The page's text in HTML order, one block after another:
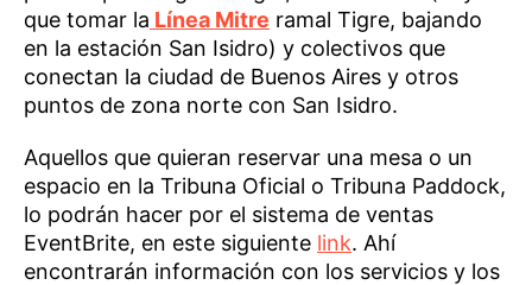
que tomar la Línea Mitre ramal Tigre, bajando
en la estación San Isidro) y colectivos que
conectan la ciudad de Buenos Aires y otros
puntos de zona norte con San Isidro.
Aquellos que quieran reservar una mesa o un
espacio en la Tribuna Oficial o Tribuna Paddock,
lo podrán hacer por el sistema de ventas
EventBrite, en este siguiente link. Ahí
encontrarán información con los servicios y los